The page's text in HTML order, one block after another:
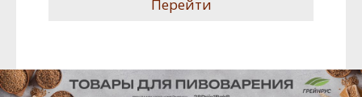
Перейти